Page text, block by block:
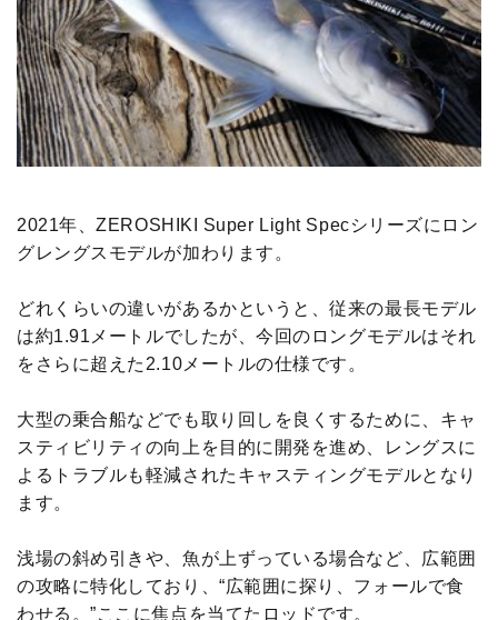
2021年、ZEROSHIKI Super Light Specシリーズにロン
グレングスモデルが加わります。
どれくらいの違いがあるかというと、従来の最長モデル
は約1.91メートルでしたが、今回のロングモデルはそれ
をさらに超えた2.10メートルの仕様です。
大型の乗合船などでも取り回しを良くするために、キャ
スティビリティの向上を目的に開発を進め、レングスに
よるトラブルも軽減されたキャスティングモデルとなり
ます。
浅場の斜め引きや、魚が上ずっている場合など、広範囲
の攻略に特化しており、“広範囲に探り、フォールで食
わせる。”ここに焦点を当てたロッドです。